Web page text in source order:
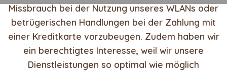
Missbrauch bei der Nutzung unseres WLANs oder
betrügerischen Handlungen bei der Zahlung mit
einer Kreditkarte vorzubeugen. Zudem haben wir
ein berechtigtes Interesse, weil wir unsere
Dienstleistungen so optimal wie möglich